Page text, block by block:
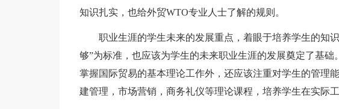
知识扎实，也给外贸WTO专业人士了解的规则。
职业生涯的学生未来的发展重点，着眼于培养学生的知识
够”为标准，也应该为学生的未来职业生涯的发展奠定了基
掌握国际贸易的基本理论工作外，还应该注重对学生的管理
建管理，市场营销，商务礼仪等理论课程，培养学生在实际